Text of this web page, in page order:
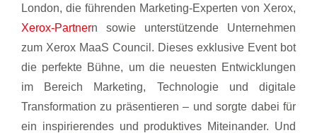
London, die führenden Marketing-Experten von Xerox,
Xerox-Partnern sowie unterstützende Unternehmen
zum Xerox MaaS Council. Dieses exklusive Event bot
die perfekte Bühne, um die neuesten Entwicklungen
im Bereich Marketing, Technologie und digitale
Transformation zu präsentieren – und sorgte dabei für
ein inspirierendes und produktives Miteinander. Und